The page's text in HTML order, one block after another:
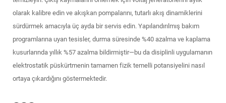
olarak kalibre edin ve akışkan pompalarını, tutarlı akış dinamiklerini
sürdürmek amacıyla üç ayda bir servis edin. Yapılandırılmış bakım
programlarına uyan tesisler, durma süresinde %40 azalma ve kaplama
kusurlarında yıllık %57 azalma bildirmiştir—bu da disiplinli uygulamanın
elektrostatik püskürtmenin tamamen fizik temelli potansiyelini nasıl
ortaya çıkardığını göstermektedir.